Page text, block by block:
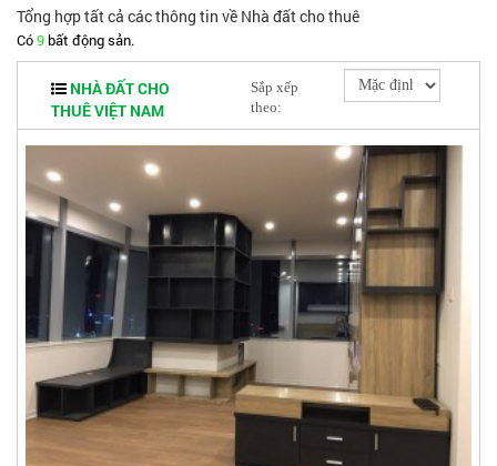
Tổng hợp tất cả các thông tin về Nhà đất cho thuê
Có9bất động sản.
NHÀ ĐẤT CHO
THUÊ VIỆT NAM
Sắp xếp
theo: